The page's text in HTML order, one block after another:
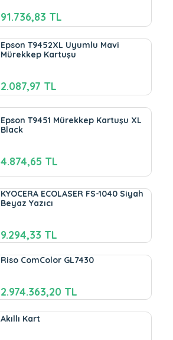
91.736,83 TL
Epson T9452XL Uyumlu Mavi
Mürekkep Kartuşu
2.087,97 TL
Epson T9451 Mürekkep Kartuşu XL
Black
4.874,65 TL
KYOCERA ECOLASER FS-1040 Siyah
Beyaz Yazıcı
9.294,33 TL
Riso ComColor GL7430
2.974.363,20 TL
Akıllı Kart